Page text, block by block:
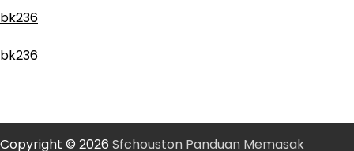
bk236
bk236
Copyright © 2026 Sfchouston Panduan Memasak